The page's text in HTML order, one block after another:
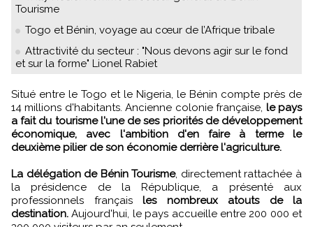
Tourisme
Togo et Bénin, voyage au cœur de l’Afrique tribale
Attractivité du secteur : "Nous devons agir sur le fond
et sur la forme" Lionel Rabiet
Situé entre le Togo et le Nigeria, le Bénin compte près de
14 millions d'habitants. Ancienne colonie française, le pays
a fait du tourisme l'une de ses priorités de développement
économique, avec l'ambition d'en faire à terme le
deuxième pilier de son économie derrière l'agriculture.
La délégation de Bénin Tourisme, directement rattachée à
la présidence de la République, a présenté aux
professionnels français les nombreux atouts de la
destination.Aujourd'hui, le pays accueille entre 200 000 et